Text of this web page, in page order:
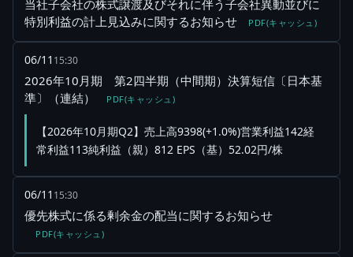
当社子会社の株式譲渡及びそれに伴う子会社異動並びに
特別利益の計上見込みに関するお知らせ
PDF(キャッシュ)
06/11 15:30
2026年10月期 第2四半期（中間期）決算短信〔日本基
準〕（連結）
PDF(キャッシュ)
【2026年10月期Q2】売上高9398(+1.0%)営業利益142経
常利益113純利益（親）812 EPS（基）52.02円/株
06/11 15:30
優先株式に係る剰余金の配当に関するお知らせ
PDF(キャッシュ)